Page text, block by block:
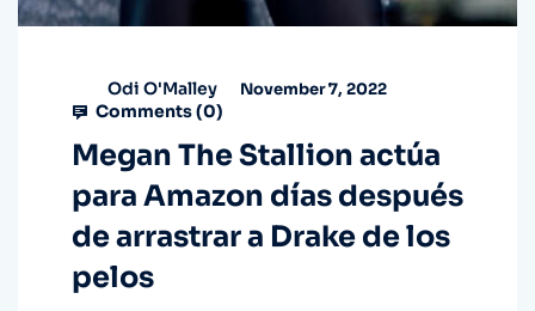
Odi O'Malley November 7, 2022
Comments (0)
Megan The Stallion actúa
para Amazon días después
de arrastrar a Drake de los
pelos